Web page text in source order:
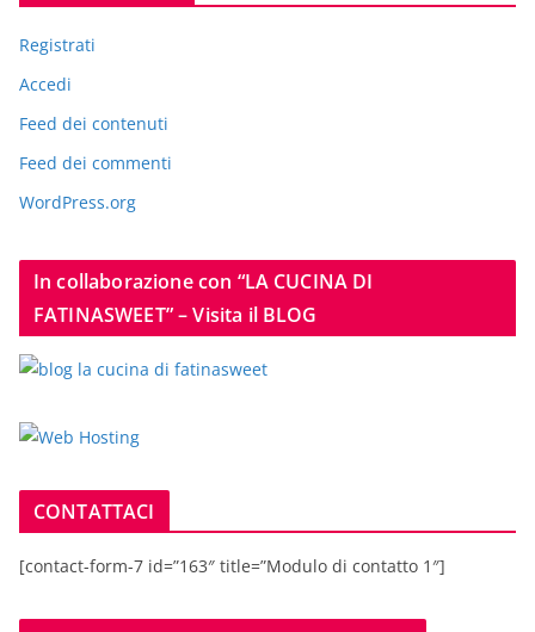
Registrati
Accedi
Feed dei contenuti
Feed dei commenti
WordPress.org
In collaborazione con “LA CUCINA DI
FATINASWEET” – Visita il BLOG
CONTATTACI
[contact-form-7 id=”163″ title=”Modulo di contatto 1″]